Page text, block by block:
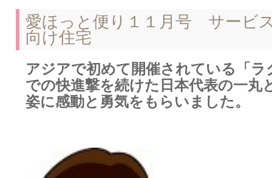
愛ほっと便り１１月号 サービ
向け住宅
アジアで初めて開催されている「ラ
での快進撃を続けた日本代表の一丸
姿に感動と勇気をもらいました。